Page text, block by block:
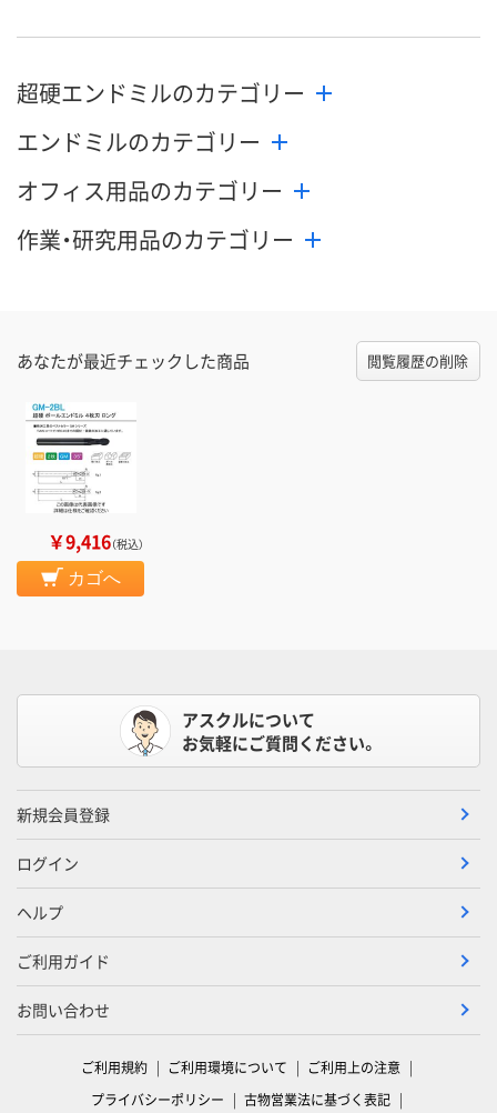
カゴへ カゴへ
超硬エンドミルのカテゴリー
エンドミルのカテゴリー
オフィス用品のカテゴリー
作業・研究用品のカテゴリー
あなたが最近チェックした商品 閲覧履歴の削除
￥9,416（税込）
カゴへ
アスクルについて
お気軽にご質問ください。
新規会員登録
ログイン
ヘルプ
ご利用ガイド
お問い合わせ
ご利用規約 ご利用環境について
ご利用上の注意
プライバシーポリシー
古物営業法に基づく表記